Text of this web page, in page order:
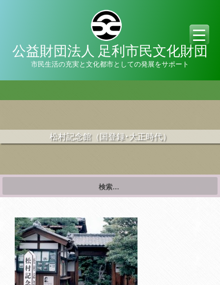
公益財団法人 足利市民文化財団
市民生活の充実と文化都市としての発展をサポート
松村記念館（国登録･大正時代）